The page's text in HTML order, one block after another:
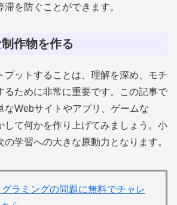
を防ぐことができます。
作物を作る
プットすることは、理解を深め、モチ
るために非常に重要です。この記事で
なWebサイトやアプリ、ゲームな
して何かを作り上げてみましょう。小
の学習への大きな原動力となります。
グラミングの問題に無料でチャレ